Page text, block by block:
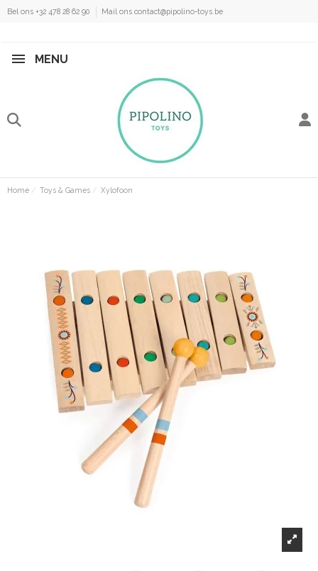
Bel ons +32 478 28 62 90 Mail ons contact@pipolino-toys.be
MENU
Home Toys & Games Xylofoon